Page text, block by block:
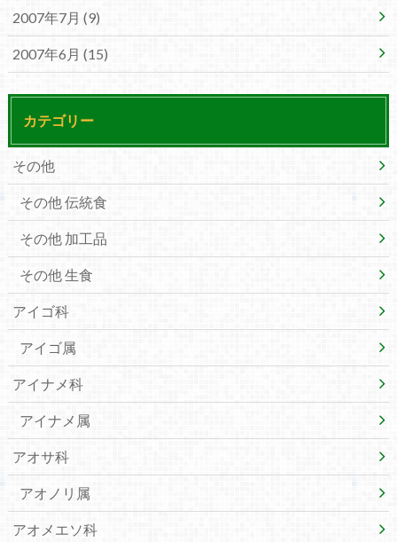
2007年7月 (9)
2007年6月 (15)
カテゴリー
その他
その他 伝統食
その他 加工品
その他 生食
アイゴ科
アイゴ属
アイナメ科
アイナメ属
アオサ科
アオノリ属
アオメエソ科